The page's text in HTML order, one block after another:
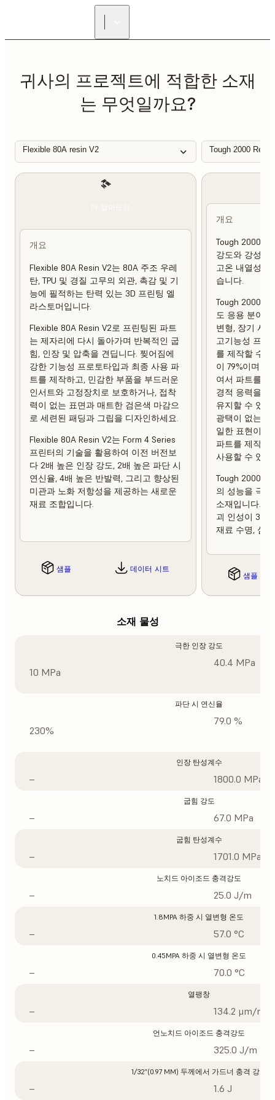
귀사의 프로젝트에 적합한 소재
는 무엇일까요?
Flexible 80A resin V2 Tough 2000
개요
Flexible 80A Resin V2는 80A 주조 우레
탄, TPU 및 경질 고무의 외관, 촉감 및 기
능에 필적하는 탄력 있는 3D 프린팅 엘
라스토머입니다.
Flexible 80A Resin V2로 프린팅된 파트
는 제자리에 다시 돌아가며 반복적인 굽
힘, 인장 및 압축을 견딥니다. 찢어짐에
강한 기능성 프로토타입과 최종 사용 파
트를 제작하고, 민감한 부품을 부드러운
인서트와 고정장치로 보호하거나, 접착
력이 없는 표면과 매트한 검은색 마감으
로 세련된 패딩과 그립을 디자인하세요.
Flexible 80A Resin V2는 Form 4 Series
프린터의 기술을 활용하여 이전 버전보
다 2배 높은 인장 강도, 2배 높은 파단 시
연신율, 4배 높은 반발력, 그리고 향상된
미관과 노화 저항성을 제공하는 새로운
재료 조합입니다.
샘플 데이터 시트
개요
Tough 2000
강도와 강성이
고온 내열성
습니다.
Tough 2000
도 응용 분야
변형, 장기 사
고기능성 프로
를 제작할 수
이 79%이며 열
여서 파트를
경적 응력을
유지할 수 있
광택이 없는
일한 표현이
파트를 제작하
사용할 수 있습
Tough 2000
의 성능을 극
소재입니다.
괴 인성이 3배
재료 수명, 심
샘플
소재 물성
극한 인장 강도
10 MPa
40.4 MPa
파단 시 연신율
230%
79.0 %
인장 탄성계수
– 1800.0 MPa
굽힘 강도
– 67.0 MPa
굽힘 탄성계수
– 1701.0 MPa
노치드 아이조드 충격강도
– 25.0 J/m
1.8MPA 하중 시 열변형 온도
– 57.0 °C
0.45MPA 하중 시 열변형 온도
– 70.0 °C
열팽창
– 134.2 μm/m/
언노치드 아이조드 충격강도
– 325.0 J/m
1/32”(0.97 MM) 두께에서 가드너 충격 강도
– 1.6 J